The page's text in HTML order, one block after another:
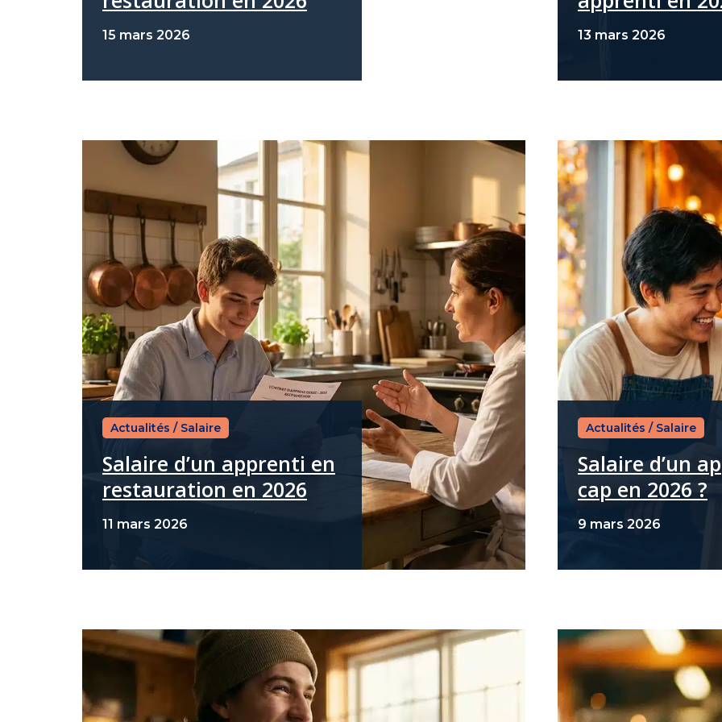
15 mars 2026 13 mars 2026
Actualités / Salaire
Salaire d’un apprenti en
restauration en 2026
11 mars 2026
Actualités / Salaire
Salaire d’un
cap en 2026 ?
9 mars 2026